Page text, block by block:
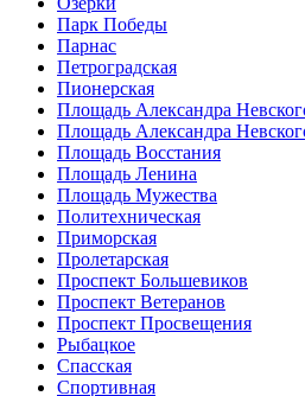
Парк Победы
Парнас
Петроградская
Пионерская
Площадь Александра
Площадь Александра
Площадь Восстания
Площадь Ленина
Площадь Мужества
Политехническая
Приморская
Пролетарская
Проспект Большевиков
Проспект Ветеранов
Проспект Просвещения
Рыбацкое
Спасская
Спортивная